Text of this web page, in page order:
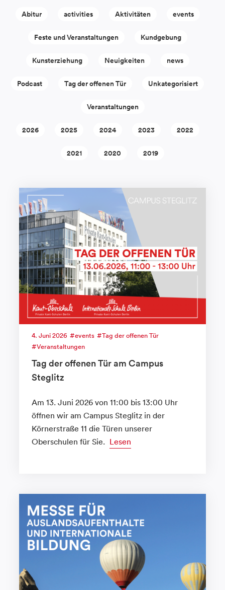
Abitur activities Aktivitäten events
Feste und Veranstaltungen Kundgebung
Kunsterziehung Neuigkeiten news
Podcast Tag der offenen Tür Unkategorisiert
Veranstaltungen
2026 2025 2024 2023 2022
2021 2020 2019
4. Juni 2026 events
Tag der offenen Tür
Veranstaltungen
Tag der offenen Tür am Campus
Steglitz
Am 13. Juni 2026 von 11:00 bis 13:00 Uhr
öffnen wir am Campus Steglitz in der
Körnerstraße 11 die Türen unserer
Oberschulen für Sie. Lesen